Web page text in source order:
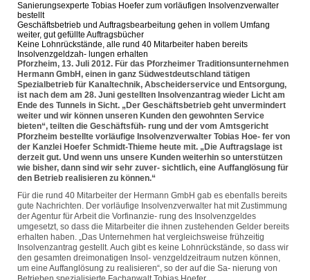
Sanierungsexperte Tobias Hoefer zum vorläufigen Insolvenzverwalter
bestellt
Geschäftsbetrieb und Auftragsbearbeitung gehen in vollem Umfang
weiter, gut gefüllte Auftragsbücher
Keine Lohnrückstände, alle rund 40 Mitarbeiter haben bereits
Insolvenzgeldzah- lungen erhalten
Pforzheim, 13. Juli 2012. Für das Pforzheimer Traditionsunternehmen
Hermann GmbH, einen in ganz Südwestdeutschland tätigen
Spezialbetrieb für Kanaltechnik, Abscheiderservice und Entsorgung,
ist nach dem am 28. Juni gestellten Insolvenzantrag wieder Licht am
Ende des Tunnels in Sicht. „Der Geschäftsbetrieb geht unvermindert
weiter und wir können unseren Kunden den gewohnten Service
bieten“, teilten die Geschäftsfüh- rung und der vom Amtsgericht
Pforzheim bestellte vorläufige Insolvenzverwalter Tobias Hoe- fer von
der Kanzlei Hoefer Schmidt-Thieme heute mit. „Die Auftragslage ist
derzeit gut. Und wenn uns unsere Kunden weiterhin so unterstützen
wie bisher, dann sind wir sehr zuver- sichtlich, eine Auffanglösung für
den Betrieb realisieren zu können.“
Für die rund 40 Mitarbeiter der Hermann GmbH gab es ebenfalls bereits
gute Nachrichten. Der vorläufige Insolvenzverwalter hat mit Zustimmung
der Agentur für Arbeit die Vorfinanzie- rung des Insolvenzgeldes
umgesetzt, so dass die Mitarbeiter die ihnen zustehenden Gelder bereits
erhalten haben. „Das Unternehmen hat vergleichsweise frühzeitig
Insolvenzantrag gestellt. Auch gibt es keine Lohnrückstände, so dass wir
den gesamten dreimonatigen Insol- venzgeldzeitraum nutzen können,
um eine Auffanglösung zu realisieren“, so der auf die Sa- nierung von